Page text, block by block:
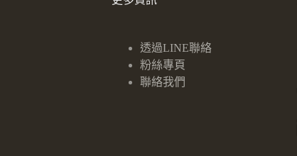
透過LINE聯絡
粉絲專頁
聯絡我們